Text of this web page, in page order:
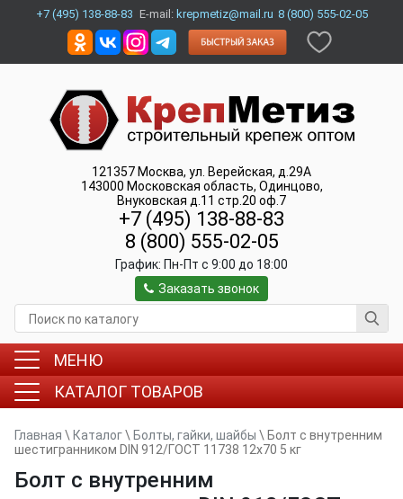
+7 (495) 138-88-83 E-mail: krepmetiz@mail.ru 8 (800) 555-02-05
121357 Москва, ул. Верейская, д.29А
143000 Московская область, Одинцово,
Внуковская д.11 стр.20 оф.7
+7 (495) 138-88-83
8 (800) 555-02-05
График: Пн-Пт c 9:00 до 18:00
Заказать звонок
МЕНЮ
КАТАЛОГ ТОВАРОВ
Главная \ Каталог\ Болты, гайки, шайбы \ Болт с внутренним
шестигранником DIN 912/ГОСТ 11738 12х70 5 кг
Болт с внутренним